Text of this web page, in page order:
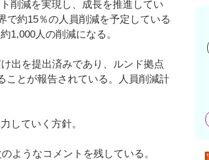
削減を実現し、成長を推進してい
で約15％の人員削減を予定している
1,000人の削減になる。
出を提出済みであり、ルンド拠点
ことが報告されている。人員削減計
していく方針。
ようなコメントを残している。